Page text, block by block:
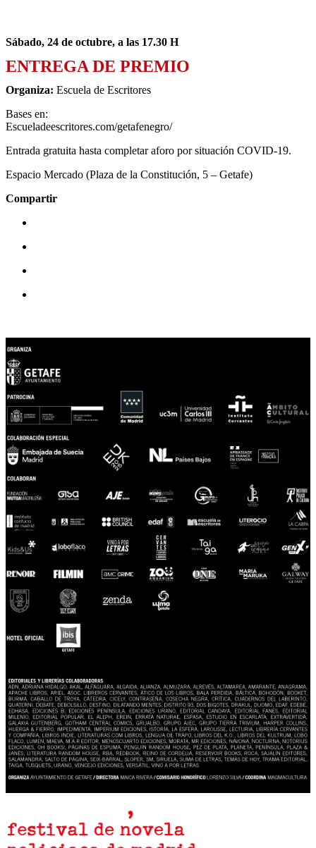
Sábado, 24 de octubre, a las 17.30 H
ENTREGA DE PREMIO
Organiza: Escuela de Escritores
Bases en:
Escueladeescritores.com/getafenegro/
Entrada gratuita hasta completar aforo por situación COVID-19.
Espacio Mercado (Plaza de la Constitución, 5 – Getafe)
Compartir